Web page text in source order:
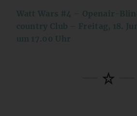
Watt Wars #4 – Openair-
country Club – Freitag, 18.
um 17.00 Uhr